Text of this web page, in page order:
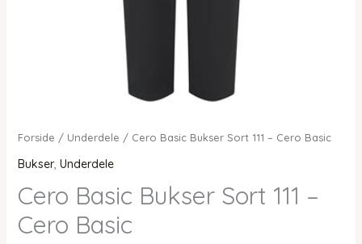
Forside / Underdele / Cero Basic Bukser Sort 111 – Cero Basic
Bukser, Underdele
Cero Basic Bukser Sort 111 –
Cero Basic